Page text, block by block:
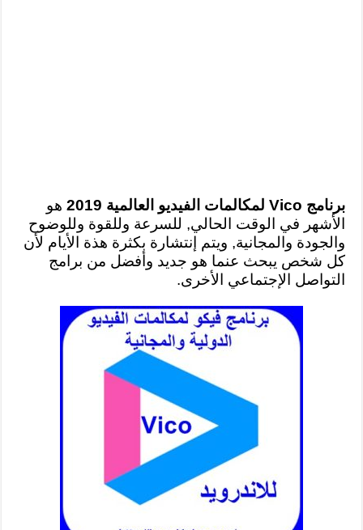
برنامج Vico لمكالمات الفيديو العالمية 2019
هو
الأشهر في الوقت الحالي, للسرعة وللقوة وللوضوح
والجودة والمجانية, ويتم إنتشارة بكثرة هذة الأيام لأن
كل شخص يبحث عنما هو جديد وأفضل من برامج
التواصل الإجتماعي الأخرى.